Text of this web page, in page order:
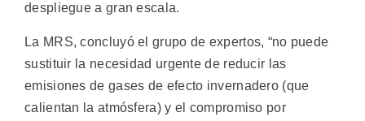
despliegue a gran escala.
La MRS, concluyó el grupo de expertos, “no puede
sustituir la necesidad urgente de reducir las
emisiones de gases de efecto invernadero (que
calientan la atmósfera) y el compromiso por